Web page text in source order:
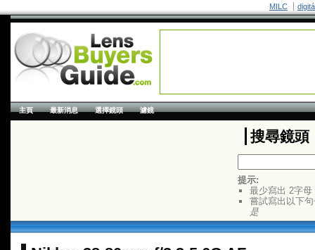
MILC
主頁 最新消息 選擇鏡頭 濾鏡
搜尋鏡頭
提示:
最少寫出 2字母
嘗試寫出以下
是